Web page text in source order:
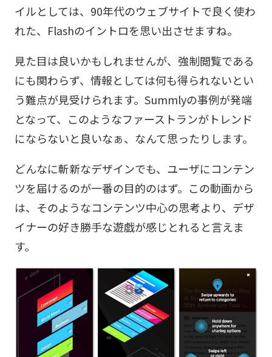
イルとしては、90年代のウェブサイトで良く使わ
れた、Flashのイントロを思い出させますね。
見た目は良いかもしれませんが、強制閲覧である
にも関わらず、情報としては何も得られないとい
う難点が見受けられます。Summlyの事例が発端
となって、このようなファーストランがトレンド
にならないと良いなぁ、なんて思ったりします。
どんなに斬新なデザインでも、ユーザにコンテン
ツを届けるのが一番の目的のはず。この動画から
は、そのようなコンテンツ中心の思考より、デザ
イナーの好き勝手な遊戯が感じとれると言えま
す。